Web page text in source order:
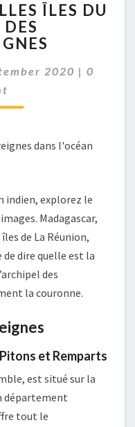
ÎLES DU
2020 | 0
indien, explorez le
Madagascar,
de La Réunion,
dire quelle est la
des
la couronne.
et Remparts
est situé sur la
département
tout le